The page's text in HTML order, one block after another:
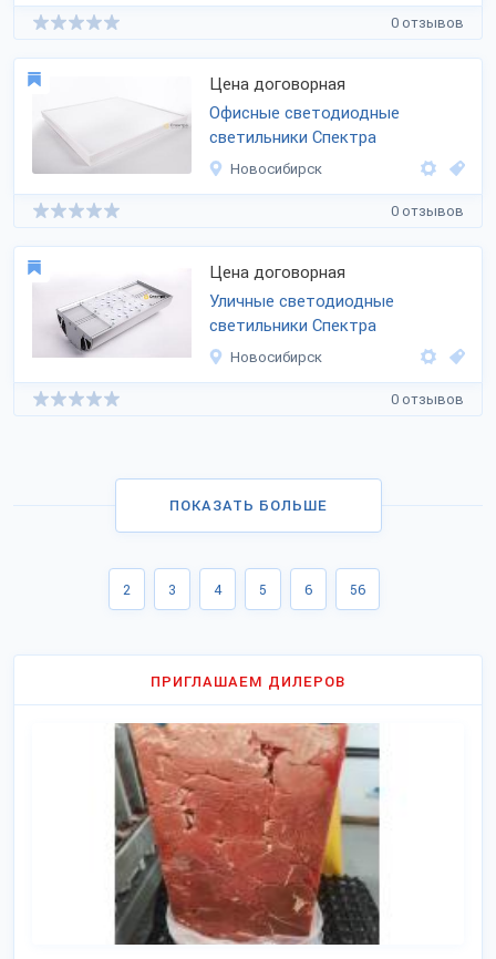
0 отзывов
Цена договорная
Офисные светодиодные
светильники Спектра
Новосибирск
0 отзывов
Цена договорная
Уличные светодиодные
светильники Спектра
Новосибирск
0 отзывов
ПОКАЗАТЬ БОЛЬШЕ
2 3 4 5 6 56
ПРИГЛАШАЕМ ДИЛЕРОВ